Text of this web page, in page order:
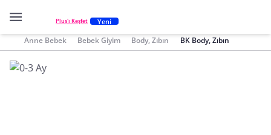
Plus'ı Keşfet Yeni
Anne Bebek Bebek Giyim Body, Zıbın BK Body, Zıbın